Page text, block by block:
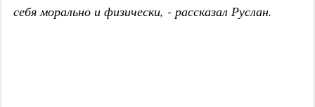
себя морально и физически, - рассказал Руслан.